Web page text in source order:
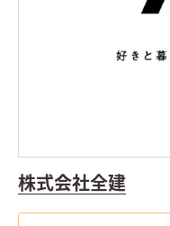
株式会社全建